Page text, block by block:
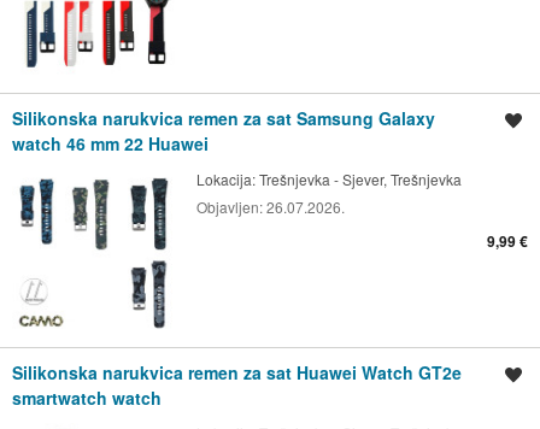
Silikonska narukvica remen za sat Samsung Galaxy
watch 46 mm 22 Huawei
Lokacija:Trešnjevka - Sjever, Trešnjevka
Objavljen:26.07.2026.
9,99 €
Silikonska narukvica remen za sat Huawei Watch GT2e
smartwatch watch